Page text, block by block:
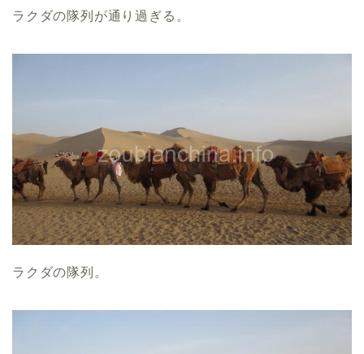
ラクダの隊列が通り過ぎる。
ラクダの隊列。